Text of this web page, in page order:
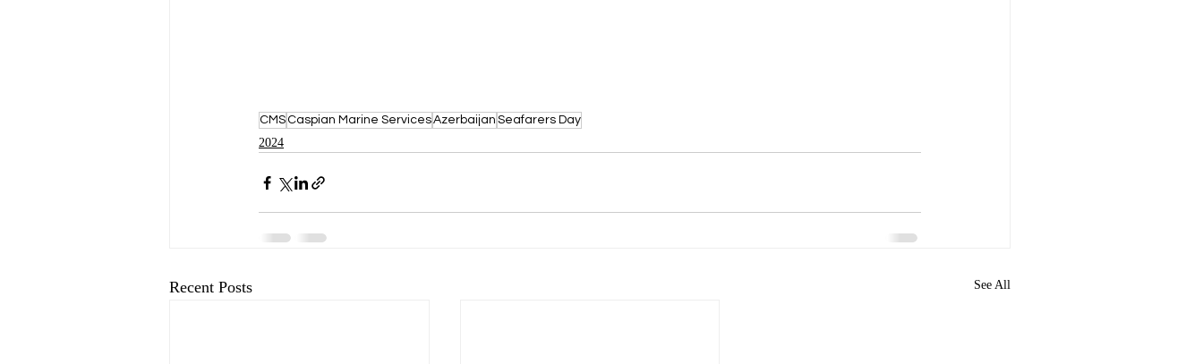
CMS Caspian Marine ServicesAzerbaijan Seafarers Day
2024
Recent Posts See All